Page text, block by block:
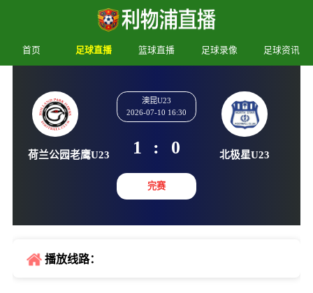
首页 足球直播 篮球直播 足球录像 足球资讯
荷兰公园老鹰U23
澳昆U23
1 :
完赛
播放线路：